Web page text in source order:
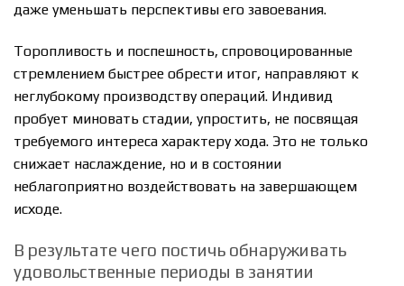
даже уменьшать перспективы его завоевания.
Торопливость и поспешность, спровоцированные
стремлением быстрее обрести итог, направляют к
неглубокому производству операций. Индивид
пробует миновать стадии, упростить, не посвящая
требуемого интереса характеру хода. Это не только
снижает наслаждение, но и в состоянии
неблагоприятно воздействовать на завершающем
исходе.
В результате чего постичь обнаруживать
удовольственные периоды в занятии